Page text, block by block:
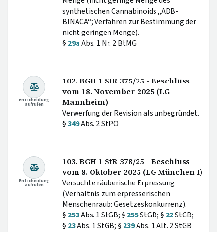
synthetischen Cannabinoids „ADB-
BINACA“; Verfahren zur Bestimmung der
nicht geringen Menge).
§ 29aAbs. 1 Nr. 2 BtMG
Entscheidung
aufrufen
102. BGH 1 StR 375/25 - Beschluss
vom 18. November 2025 (LG
Mannheim)
Verwerfung der Revision als unbegründet.
§349Abs. 2 StPO
Entscheidung
aufrufen
103. BGH 1 StR 378/25 - Beschluss
vom 8. Oktober 2025 (LG München I)
Versuchte räuberische Erpressung
(Verhältnis zum erpresserischen
Menschenraub: Gesetzeskonkurrenz).
§ 253Abs. 1 StGB; § 255StGB; § 22StGB;
§ 23Abs. 1 StGB; § 239Abs. 1 Alt. 2 StGB